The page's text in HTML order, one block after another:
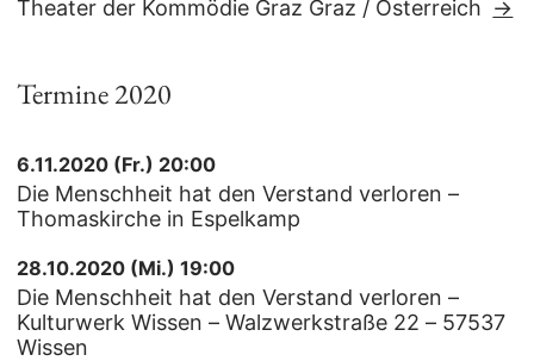
Theater der Kommödie Graz Graz / Österreich →
Termine 2020
6.11.2020 (Fr.) 20:00
Die Menschheit hat den Verstand verloren –
Thomaskirche in Espelkamp
28.10.2020 (Mi.) 19:00
Die Menschheit hat den Verstand verloren –
Kulturwerk Wissen – Walzwerkstraße 22 – 57537
Wissen